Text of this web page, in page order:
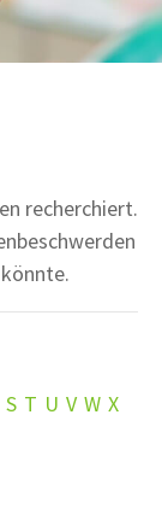
recherchiert.
S T U V W X